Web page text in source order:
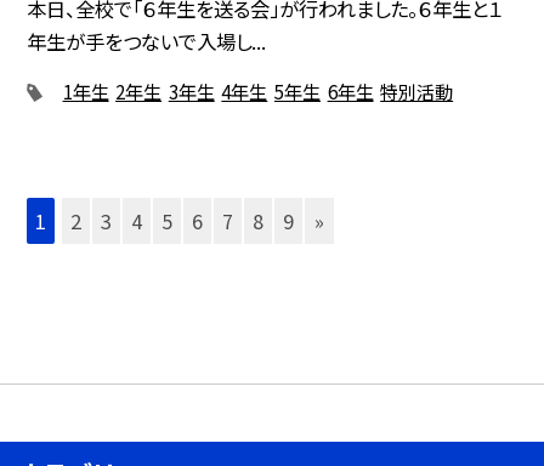
本日、全校で「６年生を送る会」が行われました。６年生と１
年生が手をつないで入場し...
1年生 2年生 3年生 4年生 5年生 6年生 特別活動
1 2 3 4 5 6 7 8 9 »